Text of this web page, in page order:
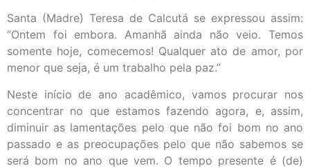
Santa (Madre) Teresa de Calcutá se expressou assim:
“Ontem foi embora. Amanhã ainda não veio. Temos
somente hoje, comecemos! Qualquer ato de amor, por
menor que seja, é um trabalho pela paz.”
Neste início de ano acadêmico, vamos procurar nos
concentrar no que estamos fazendo agora, e, assim,
diminuir as lamentações pelo que não foi bom no ano
passado e as preocupações pelo que não sabemos se
será bom no ano que vem. O tempo presente é (de)